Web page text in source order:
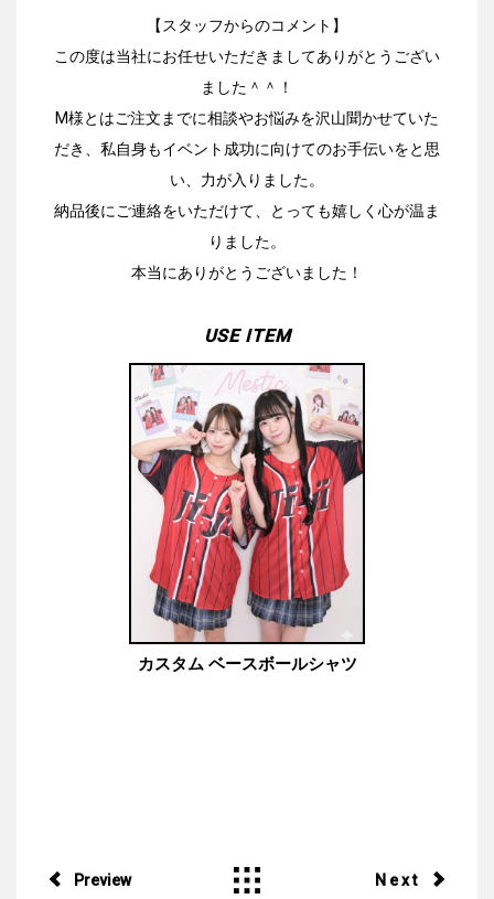
【スタッフからのコメント】
この度は当社にお任せいただきましてありがとうござい
ました＾＾！
M様とはご注文までに相談やお悩みを沢山聞かせていた
だき、私自身もイベント成功に向けてのお手伝いをと思
い、力が入りました。
納品後にご連絡をいただけて、とっても嬉しく心が温ま
りました。
本当にありがとうございました！
USE ITEM
カスタム ベースボールシャツ
Preview Next